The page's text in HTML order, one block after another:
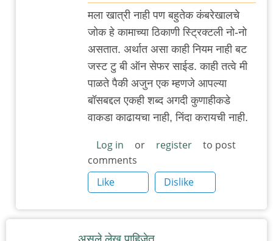
In
reply
ताजा
संवाद
विक्षिप्त
अदिती
मला खात्री नाही पण बहुतेक कंबरेखालचे
जोक हे कामाच्या ठिकाणी स्ट्रिक्टली नो-नो
असतात. अर्थात असा काही नियम नाही बट
जस्ट टु बी ऑन सेफर साईड. काही तत्वे मी
पाळते पैकी अजुन एक म्हणजे आपल्या
बॉसबद्दल एकही शब्द अगदी कुणाहीकडे
वाकडा काढायचा नाही, निंदा करायची नाही.
Log in or register
to post
comments
Like
Dislike